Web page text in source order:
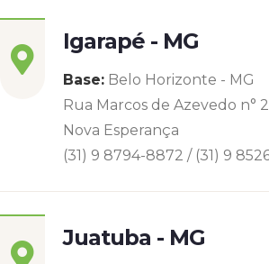
Igarapé - MG
Base: Belo Horizonte - MG
Rua Marcos de Azevedo n°
Nova Esperança
(31) 9 8794-8872 / (31) 9
Juatuba - MG